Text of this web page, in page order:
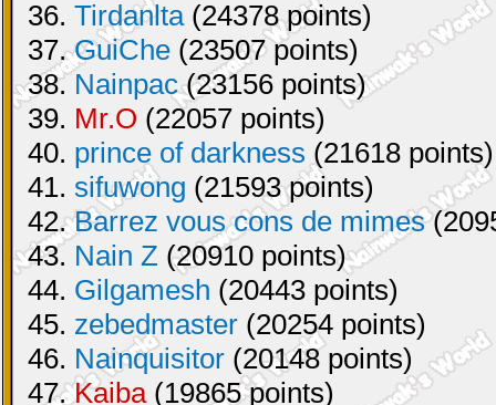
36. Tirdanlta(24378 points)
37.GuiChe (23507 points)
38. Nainpac(23156 points)
39. Mr.O (22057 points)
40. prince of darkness (21618 points)
41. sifuwong (21593 points)
42.Barrez vous cons de mimes
43. Nain Z (20910 points)
44. Gilgamesh (20443 points)
45. zebedmaster (20254 points)
46. Nainquisitor (20148 points)
47.Kaiba(19865 points)